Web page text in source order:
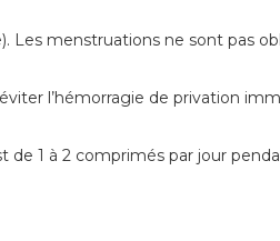
Les menstruations ne sont pas
l’hémorragie de privation
1 à 2 comprimés par jour